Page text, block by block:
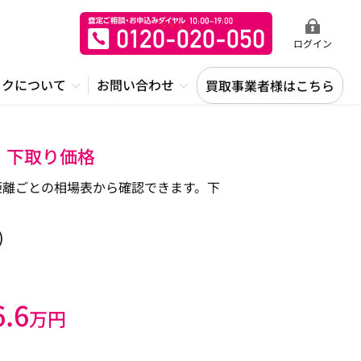
ログイン
について お問い合わせ 買取事業者様はこちら
取り価格
ごとの相場表から確認できます。下
万円